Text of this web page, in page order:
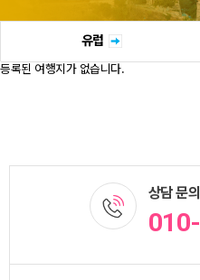
유럽
등록된 여행지가 없습니다.
상담 문의